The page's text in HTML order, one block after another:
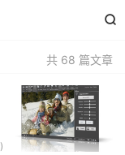

共 68 篇文章
)